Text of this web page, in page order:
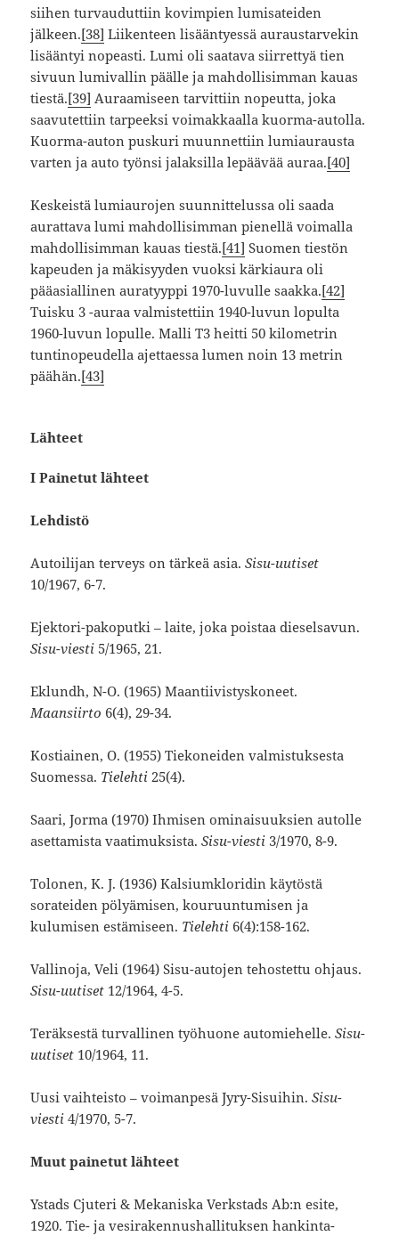
siihen turvauduttiin kovimpien lumisateiden
jälkeen.[38] Liikenteen lisääntyessä auraustarvekin
lisääntyi nopeasti. Lumi oli saatava siirrettyä tien
sivuun lumivallin päälle ja mahdollisimman kauas
tiestä.[39] Auraamiseen tarvittiin nopeutta, joka
saavutettiin tarpeeksi voimakkaalla kuorma-autolla.
Kuorma-auton puskuri muunnettiin lumiaurausta
varten ja auto työnsi jalaksilla lepäävää auraa.[40]
Keskeistä lumiaurojen suunnittelussa oli saada
aurattava lumi mahdollisimman pienellä voimalla
mahdollisimman kauas tiestä.[41] Suomen tiestön
kapeuden ja mäkisyyden vuoksi kärkiaura oli
pääasiallinen auratyyppi 1970-luvulle saakka.[42]
Tuisku 3 -auraa valmistettiin 1940-luvun lopulta
1960-luvun lopulle. Malli T3 heitti 50 kilometrin
tuntinopeudella ajettaessa lumen noin 13 metrin
päähän.[43]
Lähteet
I Painetut lähteet
Lehdistö
Autoilijan terveys on tärkeä asia.Sisu-uutiset
10/1967, 6-7.
Ejektori-pakoputki – laite, joka poistaa dieselsavun.
Sisu-viesti 5/1965, 21.
Eklundh, N-O. (1965) Maantiivistyskoneet.
Maansiirto 6(4), 29-34.
Kostiainen, O. (1955) Tiekoneiden valmistuksesta
Suomessa. Tielehti 25(4).
Saari, Jorma (1970) Ihmisen ominaisuuksien autolle
asettamista vaatimuksista.Sisu-viesti 3/1970, 8-9.
Tolonen, K. J. (1936) Kalsiumkloridin käytöstä
sorateiden pölyämisen, kouruuntumisen ja
kulumisen estämiseen. Tielehti 6(4):158-162.
Vallinoja, Veli (1964) Sisu-autojen tehostettu ohjaus.
Sisu-uutiset 12/1964, 4-5.
Teräksestä turvallinen työhuone automiehelle.Sisu-
uutiset 10/1964, 11.
Uusi vaihteisto – voimanpesä Jyry-Sisuihin.Sisu-
viesti 4/1970, 5-7.
Muut painetut lähteet
Ystads Cjuteri & Mekaniska Verkstads Ab:n esite,
1920. Tie- ja vesirakennushallituksen hankinta-